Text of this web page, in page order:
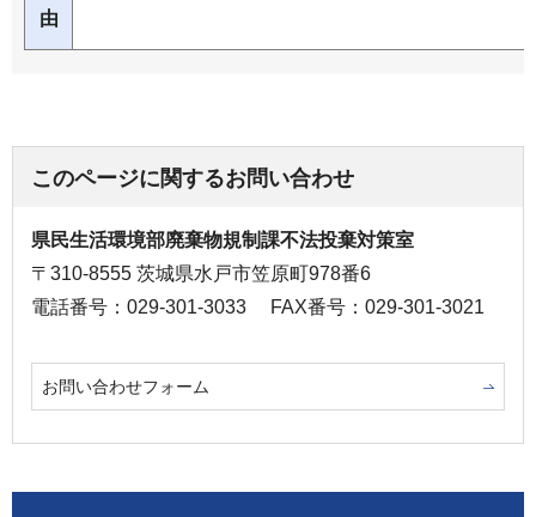
由
このページに関するお問い合わせ
県民生活環境部廃棄物規制課不法投棄対策室
〒310-8555 茨城県水戸市笠原町978番6
電話番号：029-301-3033
FAX番号：029-301-3021
お問い合わせフォーム